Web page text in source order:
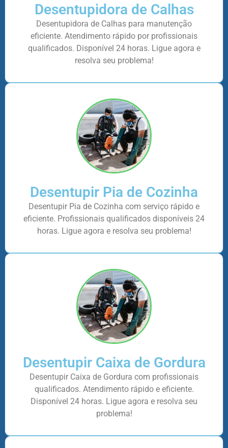
Desentupidora de Calhas
Desentupidora de Calhas para manutenção
eficiente. Atendimento rápido por profissionais
qualificados. Disponível 24 horas. Ligue agora e
resolva seu problema!
Desentupir Pia de Cozinha
Desentupir Pia de Cozinha com serviço rápido e
eficiente. Profissionais qualificados disponíveis 24
horas. Ligue agora e resolva seu problema!
Desentupir Caixa de Gordura
Desentupir Caixa de Gordura com profissionais
qualificados. Atendimento rápido e eficiente.
Disponível 24 horas. Ligue agora e resolva seu
problema!